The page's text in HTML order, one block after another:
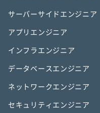
サーバーサイドエンジニア
アプリエンジニア
インフラエンジニア
データベースエンジニア
ネットワークエンジニア
セキュリティエンジニア